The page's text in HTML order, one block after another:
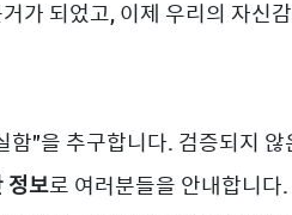
가 되었고, 이제 우리의 자신
함”을 추구합니다. 검증되지
정보로 여러분들을 안내합니다